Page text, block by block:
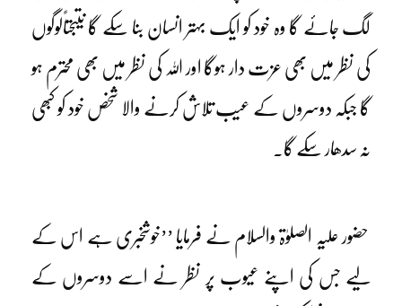
لگ جائے گا وہ خود کو ایک بہتر انسان بنا سکے گا نتیجتاًلوگوں
کی نظر میں بھی عزت دار ہوگا اور اللہ کی نظر میں بھی محترم ہو
گا جبکہ دوسروں کے عیب تلاش کرنے والا شخص خود کو کبھی
نہ سدھار سکے گا۔
حضور علیہ الصلوٰۃ والسلام نے فرمایا ’’خوشخبری ہے اس کے
لیے جس کی اپنے عیوب پر نظر نے اسے دوسروں کے